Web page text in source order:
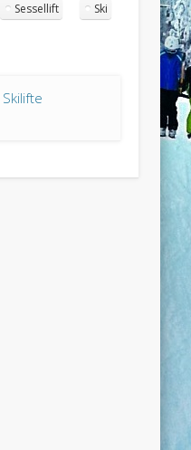
Sessellift Ski
Skilifte